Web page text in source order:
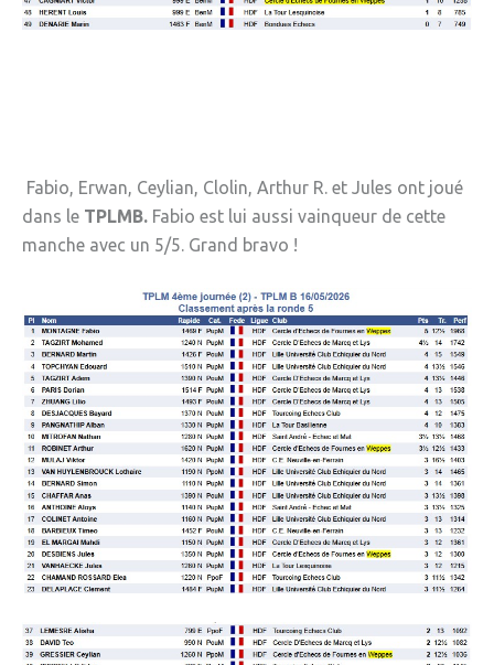
Fabio, Erwan, Ceylian, Clolin, Arthur R. et Jules ont joué
dans le TPLMB. Fabio est lui aussi vainqueur de cette
manche avec un 5/5. Grand bravo !